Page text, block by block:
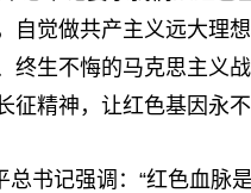
自觉做共产主义远大理
终生不悔的马克思主义
精神，让红色基因永不
书记强调：“红色血脉